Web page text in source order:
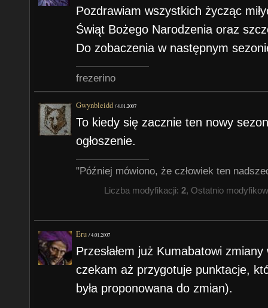
Pozdrawiam wszystkich życząc
Świąt Bożego Narodzenia oraz
Do zobaczenia w następnym
frezerino
Gwynbleidd /4.01.2007
To kiedy się zacznie ten nowy
ogłoszenie.
"Później mówiono, że człowiek ten
Liczba modyfikacji: 2, Ostatnio
Eru /4.01.2007
Przesłałem już Kumabatowi
czekam aż przygotuje punktacje,
była proponowana do zmian).